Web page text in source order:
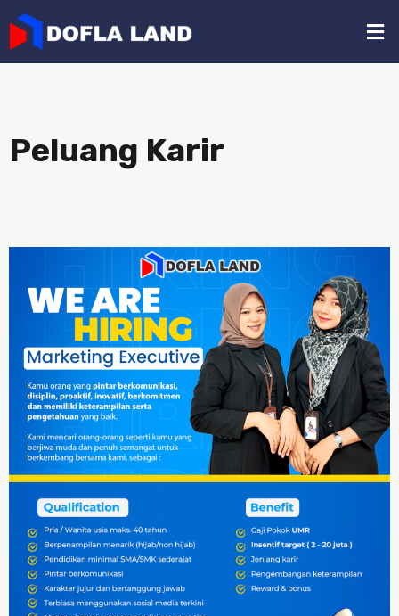
Peluang Karir